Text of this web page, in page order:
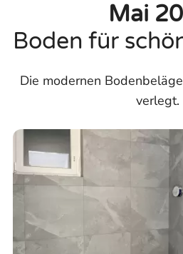
Mai
Boden für
Die modernen
verlegt.